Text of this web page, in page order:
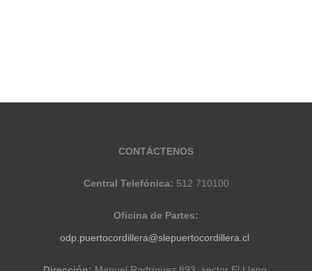
CONTÁCTENOS
Central Telefónica: 512 710100
Oficina de Partes:
odp.puertocordillera@slepuertocordillera.cl